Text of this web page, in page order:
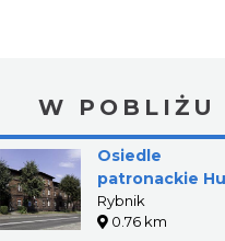
W POBLIŻU
Osiedle
patronackie
Silesia
Rybnik
0.76 km